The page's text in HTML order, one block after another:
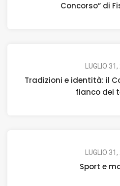
Concorso” di
LUGLIO
Tradizioni e identità: il
fianco dei
LUGLIO
Sport e